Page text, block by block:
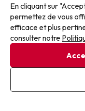
A
Écrivez votre e-mail
En vous inscrivant à
pour recevoir des
En cliquant sur
permettez de vous
efficace et plus
consulter notre